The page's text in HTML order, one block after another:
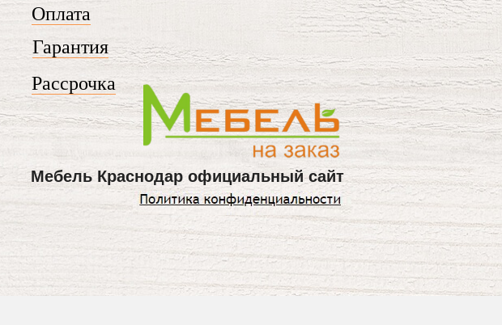
Оплата
Гарантия
Рассрочка
Мебель Краснодар официальный сайт